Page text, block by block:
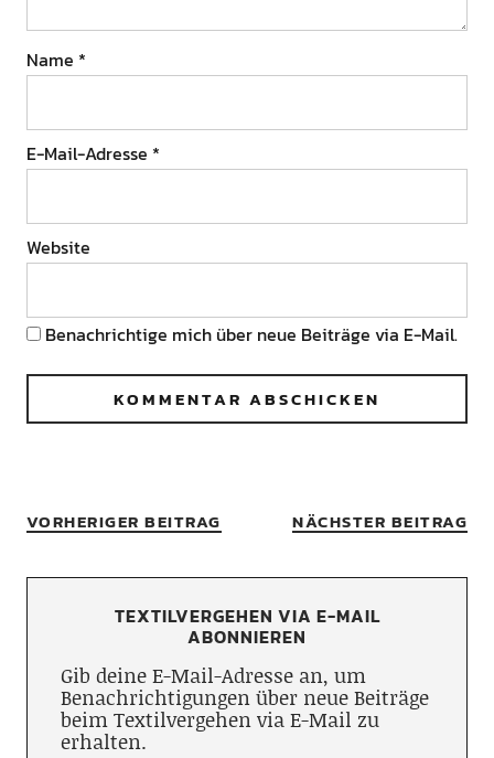
Name *
E-Mail-Adresse *
Website
Benachrichtige mich über neue Beiträge via E-Mail.
VORHERIGER BEITRAG NÄCHSTER BEITRAG
TEXTILVERGEHEN VIA E-MAIL
ABONNIEREN
Gib deine E-Mail-Adresse an, um
Benachrichtigungen über neue Beiträge
beim Textilvergehen via E-Mail zu
erhalten.